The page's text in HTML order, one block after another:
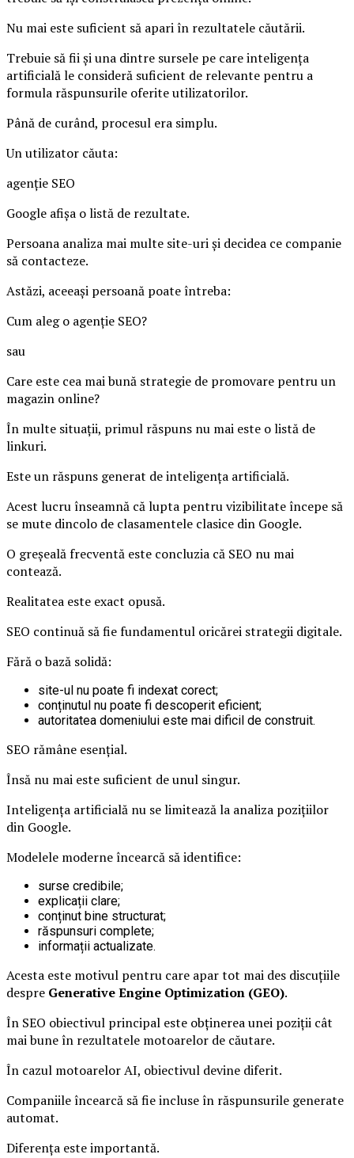
Nu mai este suficient să apari în rezultatele căutării.
Trebuie să fii și una dintre sursele pe care inteligența
artificială le consideră suficient de relevante pentru a
formula răspunsurile oferite utilizatorilor.
Până de curând, procesul era simplu.
Un utilizator căuta:
agenție SEO
Google afișa o listă de rezultate.
Persoana analiza mai multe site-uri și decidea ce companie
să contacteze.
Astăzi, aceeași persoană poate întreba:
Cum aleg o agenție SEO?
sau
Care este cea mai bună strategie de promovare pentru un
magazin online?
În multe situații, primul răspuns nu mai este o listă de
linkuri.
Este un răspuns generat de inteligența artificială.
Acest lucru înseamnă că lupta pentru vizibilitate începe să
se mute dincolo de clasamentele clasice din Google.
O greșeală frecventă este concluzia că SEO nu mai
contează.
Realitatea este exact opusă.
SEO continuă să fie fundamentul oricărei strategii digitale.
Fără o bază solidă:
site-ul nu poate fi indexat corect;
conținutul nu poate fi descoperit eficient;
autoritatea domeniului este mai dificil de construit.
SEO rămâne esențial.
Însă nu mai este suficient de unul singur.
Inteligența artificială nu se limitează la analiza pozițiilor
din Google.
Modelele moderne încearcă să identifice:
surse credibile;
explicații clare;
conținut bine structurat;
răspunsuri complete;
informații actualizate.
Acesta este motivul pentru care apar tot mai des discuțiile
despre Generative Engine Optimization (GEO).
În SEO obiectivul principal este obținerea unei poziții cât
mai bune în rezultatele motoarelor de căutare.
În cazul motoarelor AI, obiectivul devine diferit.
Companiile încearcă să fie incluse în răspunsurile generate
automat.
Diferența este importantă.